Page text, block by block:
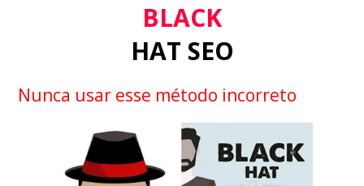
BLACK
HAT SEO
Nunca usar esse método incorreto